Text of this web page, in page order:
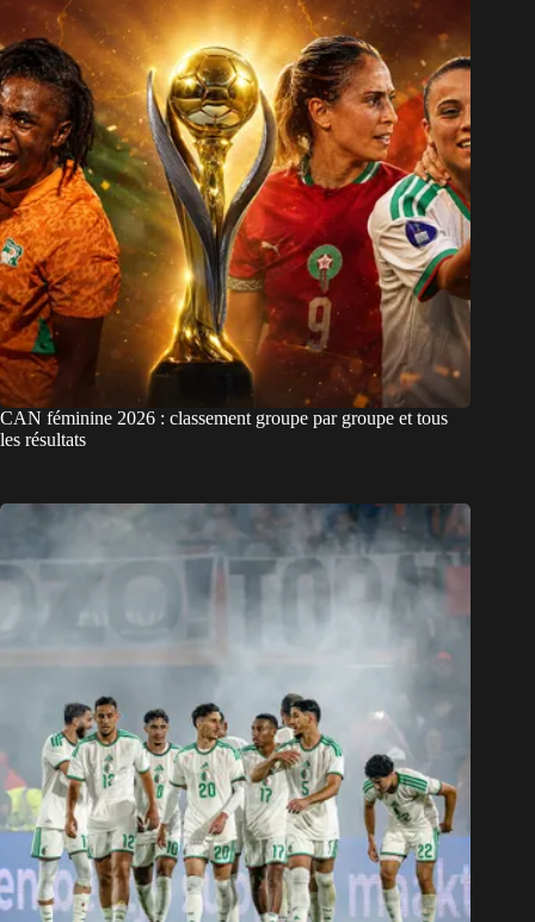
CAN féminine 2026 : classement groupe par groupe et tous
les résultats